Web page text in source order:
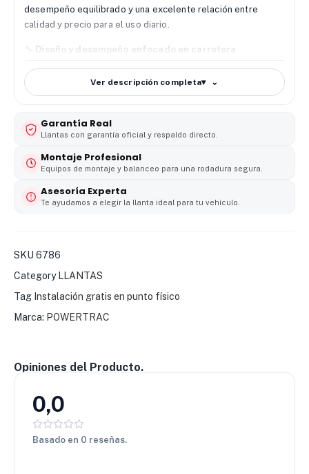
desempeño equilibrado y una excelente relación entre
calidad y precio para el uso diario.
🔧
Diseño y desempeño enfocado en carretera
y controlada sobre asfalto. Mejora la estabilidad en rectas y
curvas, ideal para trayectos urbanos y viajes largos.
Agarre y seguridad en todo clima
La Powertrac CityRover cuenta con canales que ayudan a
mojadas y reduciendo el riesgo de deslizamiento. Funciona
Durabilidad y confort de marcha
ruido de rodamiento, brindando una conducción más cómoda
💰Excelente relación valor–rendimiento
estabilidad, confort y precio competitivo. Una elección
Ver descripción completa▾
Garantía Real
Llantas con garantía oficial y respaldo directo.
Montaje Profesional
Equipos de montaje y balanceo para una rodadura segura.
Asesoría Experta
Te ayudamos a elegir la llanta ideal para tu vehículo.
SKU 6786
Category LLANTAS
Tag Instalación gratis en punto físico
Marca: POWERTRAC
Opiniones del Producto.
0,0
Basado en 0 reseñas.